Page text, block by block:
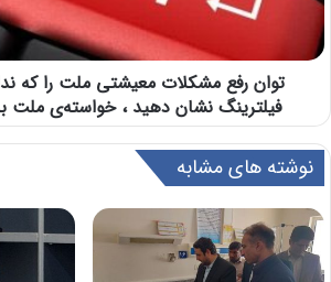
توان رفع مشکلات معیشتی ملت را که
فیلترینگ نشان دهید ، خواسته‌ی ملت
نوشته های مشابه